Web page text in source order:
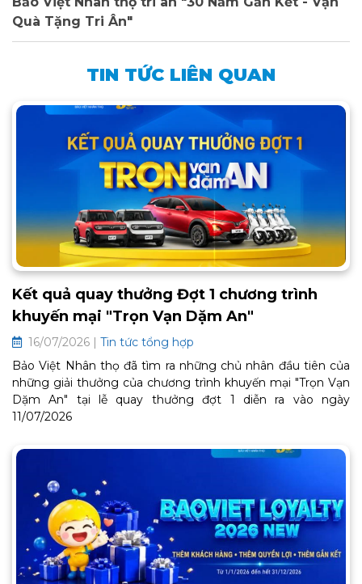
Quà Tặng Tri Ân"
TIN TỨC LIÊN QUAN
Kết quả quay thưởng Đợt 1 chương trình
khuyến mại "Trọn Vạn Dặm An"
16/07/2026 | Tin tức tổng hợp
Bảo Việt Nhân thọ đã tìm ra những chủ nhân đầu tiên của
những giải thưởng của chương trình khuyến mại "Trọn Vạn
Dặm An" tại lễ quay thưởng đợt 1 diễn ra vào ngày
11/07/2026